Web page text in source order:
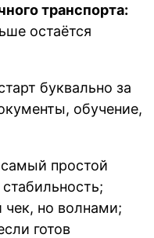
транспорта:
остаётся
буквально за
обучение,
простой
но волнами;
готов